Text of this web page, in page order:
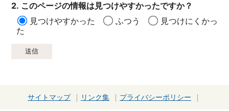
2. このページの情報は見つけやすかったですか？
見つけやすかった
ふつう
見つけにくかっ
た
サイトマップ リンク集 プライバシーポリシー